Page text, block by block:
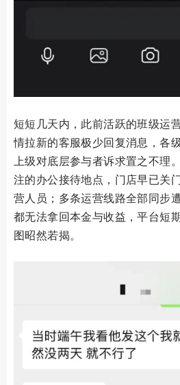
短短几天内，此前活跃的班级运
情拉新的客服极少回复消息，各
上级对底层参与者诉求置之不理
注的办公接待地点，门店早已关
营人员；多条运营线路全部同步
都无法拿回本金与收益，平台短
图昭然若揭。